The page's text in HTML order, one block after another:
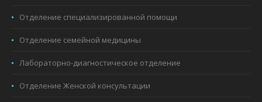
Отделение специализированной помощи
Отделение семейной медицины
Лабораторно-диагностическое отделение
Отделение Женской консультации